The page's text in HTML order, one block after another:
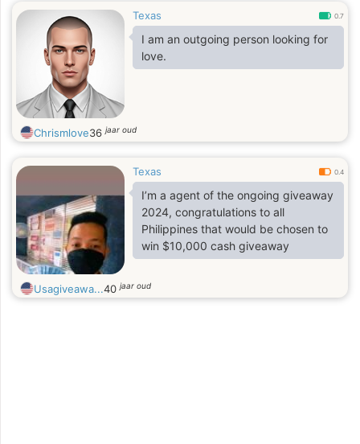
Texas 0.7
I am an outgoing person looking for
love.
Chrismlove36jaar oud
Texas 0.4
I’m a agent of the ongoing giveaway
2024, congratulations to all
Philippines that would be chosen to
win $10,000 cash giveaway
Usagiveawa...40jaar oud